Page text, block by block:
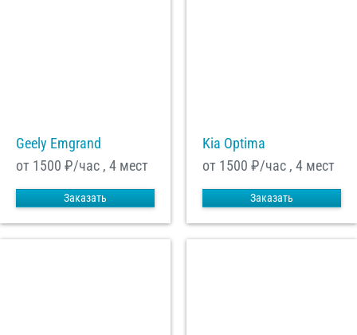
Geely Emgrand
от 1500 ₽/час , 4 мест
Заказать
Kia Optima
от 1500 ₽/час , 4 мест
Заказать